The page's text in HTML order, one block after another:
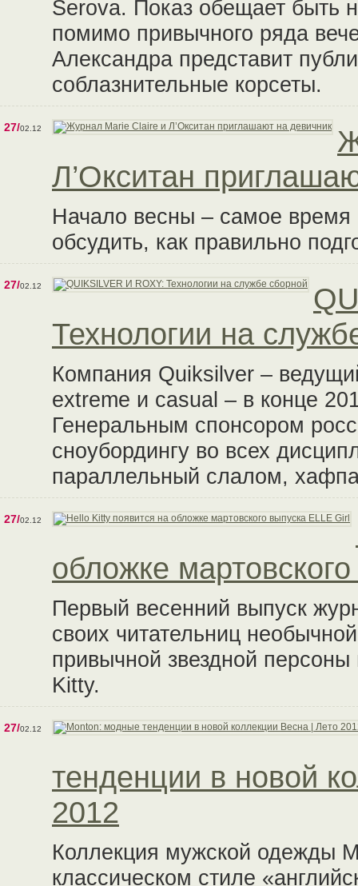
Serova. Показ обещает быть
помимо привычного ряда
Александра представит
соблазнительные корсеты.
27/02.12
Л’Окситан
Начало весны – самое время
обсудить, как правильно
27/02.12
Технологии на
Компания Quiksilver –
extreme и casual – в конце
Генеральным спонсором
сноубордингу во всех
параллельный слалом,
27/02.12
обложке
Первый весенний выпуск
своих читательниц
привычной звездной
Kitty.
27/02.12
тенденции в новой
2012
Коллекция мужской одежды
классическом стиле